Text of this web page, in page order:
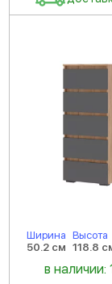
Ширина
50.2 см
Высота
118.8
в наличии: